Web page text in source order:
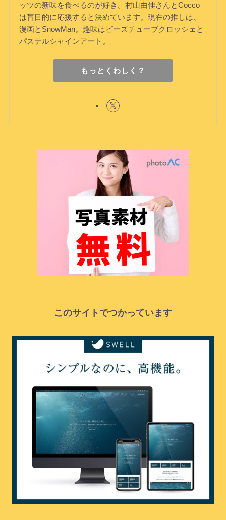
ッツの新味を食べるのが好き。村山由佳さんとCocco
は盲目的に応援すると決めています。現在の推しは、
漫画とSnowMan。趣味はビーズチューブクロッシェと
パステルシャインアート。
もっとくわしく？
このサイトでつかっています